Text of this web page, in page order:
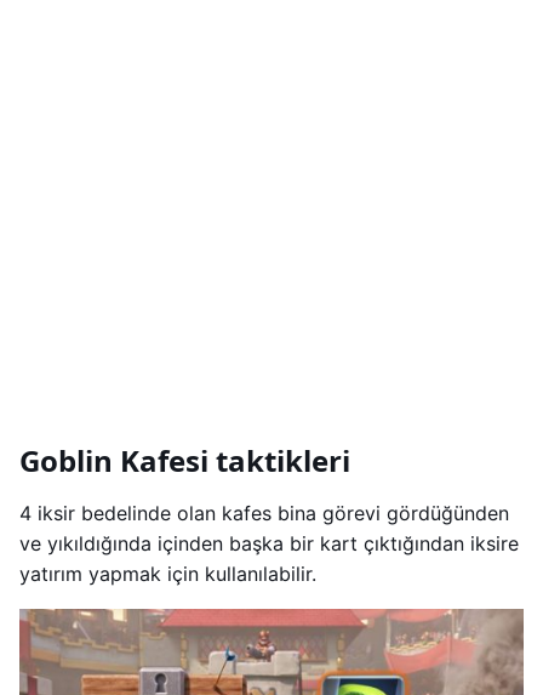
Goblin Kafesi taktikleri
4 iksir bedelinde olan kafes bina görevi gördüğünden
ve yıkıldığında içinden başka bir kart çıktığından iksire
yatırım yapmak için kullanılabilir.